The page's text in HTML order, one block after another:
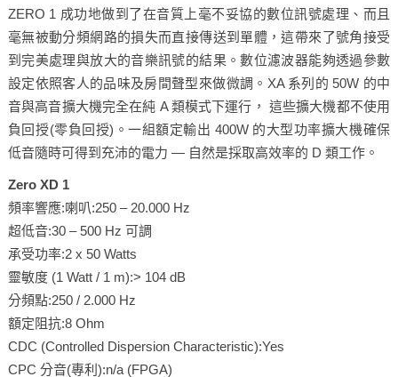
ZERO 1 成功地做到了在音質上毫不妥協的數位訊號處理、而且
毫無被動分頻網路的損失而直接傳送到單體，這帶來了號角接受
到完美處理與放大的音樂訊號的結果。數位濾波器能夠透過參數
設定依照客人的品味及房間聲型來做微調。XA 系列的 50W 的中
音與高音擴大機完全在純 A 類模式下運行， 這些擴大機都不使用
負回授(零負回授)。一組額定輸出 400W 的大型功率擴大機確保
低音隨時可得到充沛的電力 — 自然是採取高效率的 D 類工作。
Zero XD 1
頻率響應:喇叭:250 – 20.000 Hz
超低音:30 – 500 Hz 可調
承受功率:2 x 50 Watts
靈敏度 (1 Watt / 1 m):> 104 dB
分頻點:250 / 2.000 Hz
額定阻抗:8 Ohm
CDC (Controlled Dispersion Characteristic):Yes
CPC 分音(專利):n/a (FPGA)